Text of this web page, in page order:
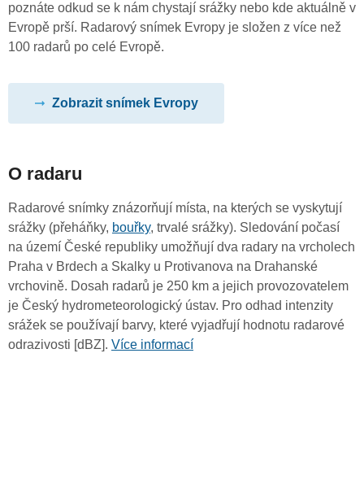
poznáte odkud se k nám chystají srážky nebo kde aktuálně v
Evropě prší. Radarový snímek Evropy je složen z více než
100 radarů po celé Evropě.
Zobrazit snímek Evropy
O radaru
Radarové snímky znázorňují místa, na kterých se vyskytují
srážky (přeháňky, bouřky, trvalé srážky). Sledování počasí
na území České republiky umožňují dva radary na vrcholech
Praha v Brdech a Skalky u Protivanova na Drahanské
vrchovině. Dosah radarů je 250 km a jejich provozovatelem
je Český hydrometeorologický ústav. Pro odhad intenzity
srážek se používají barvy, které vyjadřují hodnotu radarové
odrazivosti [dBZ]. Více informací